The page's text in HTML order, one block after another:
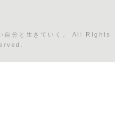
分と生きていく。 All Rights